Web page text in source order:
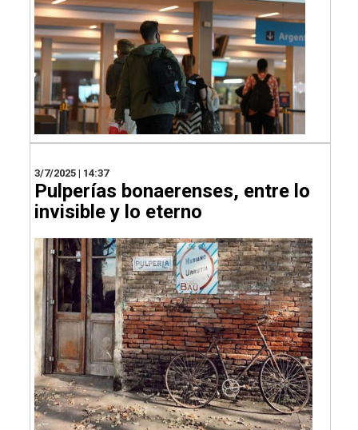
3/7/2025 | 14:37
Pulperías bonaerenses, entre lo
invisible y lo eterno